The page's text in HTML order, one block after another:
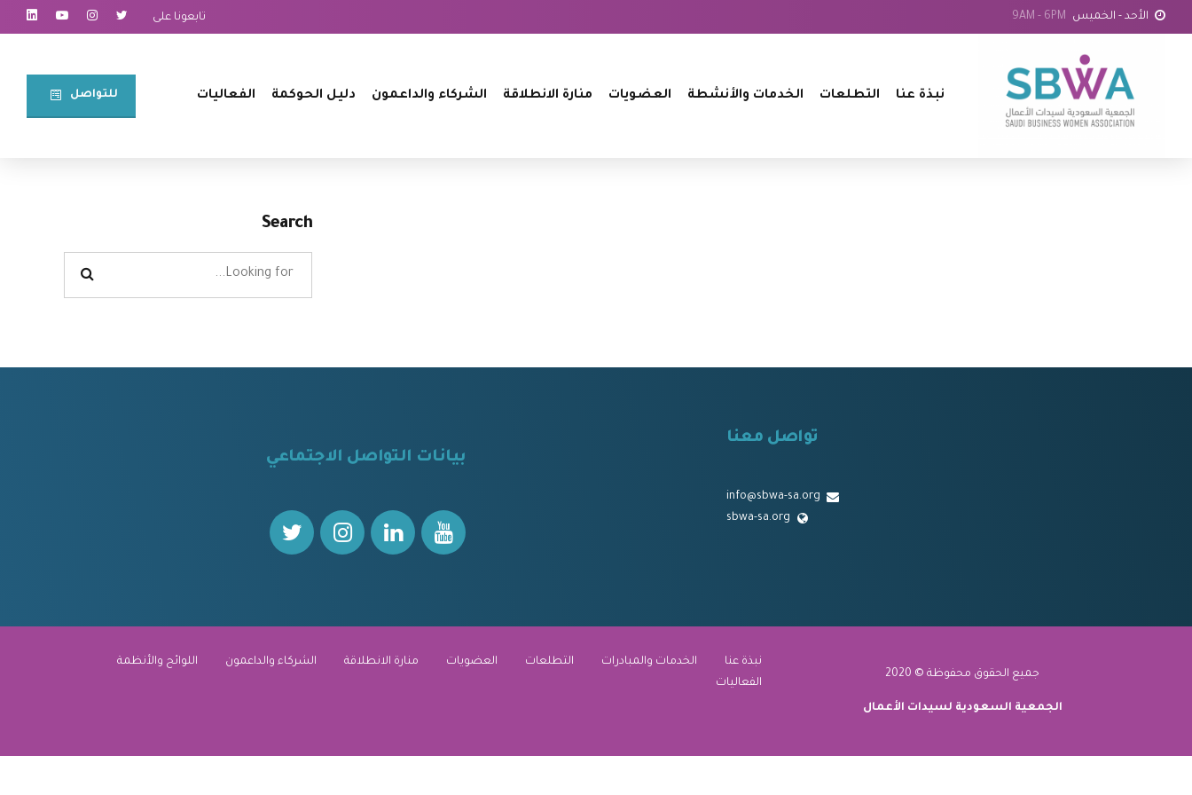
الأحد - الخميس 9AM - 6PM تابعونا على
للتواصل⠀ نبذة عنا التطلعات الخدمات والأنشطة العضويات منارة الانطلاقة الشركاء والداعمون دليل الحوكمة الفعاليات
Search
تواصل معنا
info@sbwa-sa.org
sbwa-sa.org
بيانات التواصل الاجتماعي
جميع الحقوق محفوظة © 2020
الجمعية السعودية لسيدات الأعمال
نبذة عنا الخدمات والمبادرات التطلعات العضويات منارة الانطلاقة الشركاء والداعمون
اللوائح والأنظمة
الفعاليات